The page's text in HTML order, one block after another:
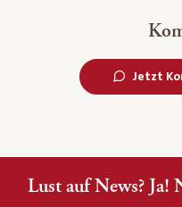
Jetzt
Lust auf News? Ja!